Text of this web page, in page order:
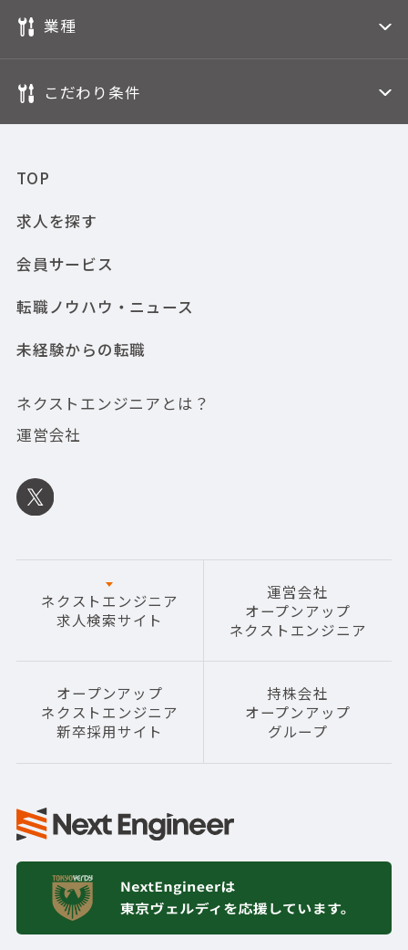
業種
こだわり条件
TOP
求人を探す
会員サービス
転職ノウハウ・ニュース
未経験からの転職
ネクストエンジニアとは？
運営会社
ネクストエンジニア
求人検索サイト
運営会社
オープンアップ
ネクストエンジニア
オープンアップ
ネクストエンジニア
新卒採用サイト
持株会社
オープンアップ
グループ